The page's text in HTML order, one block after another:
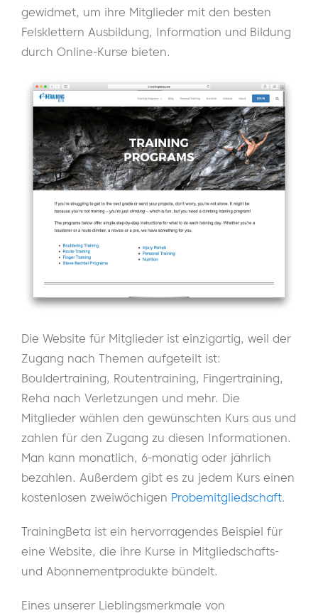
gewidmet, um ihre Mitglieder mit den besten
Felsklettern Ausbildung, Information und Bildung
durch Online-Kurse bieten.
Die Website für Mitglieder ist einzigartig, weil der
Zugang nach Themen aufgeteilt ist:
Bouldertraining, Routentraining, Fingertraining,
Reha nach Verletzungen und mehr. Die
Mitglieder wählen den gewünschten Kurs aus und
zahlen für den Zugang zu diesen Informationen.
Man kann monatlich, 6-monatig oder jährlich
bezahlen. Außerdem gibt es zu jedem Kurs einen
kostenlosen zweiwöchigen Probemitgliedschaft.
TrainingBeta ist ein hervorragendes Beispiel für
eine Website, die ihre Kurse in Mitgliedschafts-
und Abonnementprodukte bündelt.
Eines unserer Lieblingsmerkmale von